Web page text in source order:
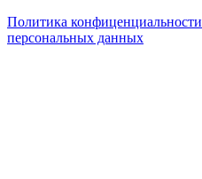
Политика конфиценциальности
персональных данных